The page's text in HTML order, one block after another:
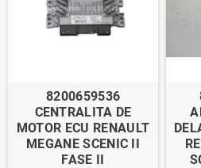
8200659536
CENTRALITA DE
MOTOR ECU RENAULT
MEGANE SCENIC II
FASE II